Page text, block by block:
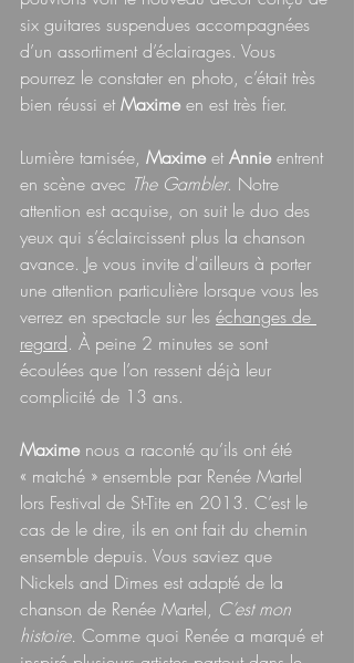
six guitares suspendues accompagnées
d’un assortiment d’éclairages. Vous
pourrez le constater en photo, c’était très
bien réussi et Maxime en est très fier.
Lumière tamisée, Maxime et Annie entrent
en scène avec The Gambler. Notre
attention est acquise, on suit le duo des
yeux qui s’éclaircissent plus la chanson
avance. Je vous invite d'ailleurs à porter
une attention particulière lorsque vous les
verrez en spectacle sur les échanges de
regard. À peine 2 minutes se sont
écoulées que l’on ressent déjà leur
complicité de 13 ans.
Maxime nous a raconté qu’ils ont été
« matché » ensemble par Renée Martel
lors Festival de St-Tite en 2013. C’est le
cas de le dire, ils en ont fait du chemin
ensemble depuis. Vous saviez que
Nickels and Dimes est adapté de la
chanson de Renée Martel, C’est mon
histoire. Comme quoi Renée a marqué et